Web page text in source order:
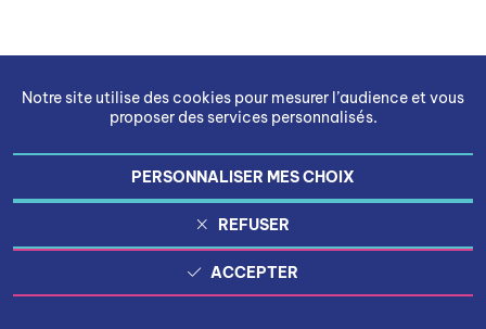
Notre site utilise des cookies pour mesurer l’audience et vous
proposer des services personnalisés.
PERSONNALISER MES CHOIX
REFUSER
ACCEPTER